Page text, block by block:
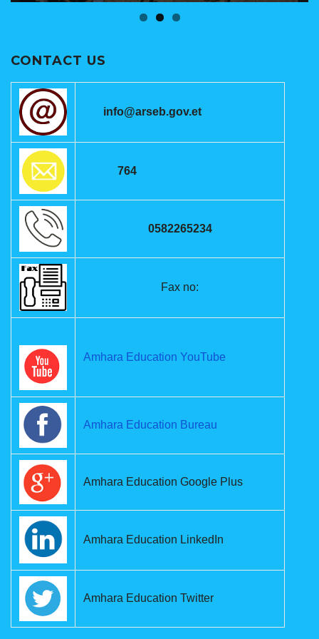
CONTACT US
info@arseb.gov.et
764
0582265234
Fax no:
Amhara Education YouTube
Amhara Education Bureau
Amhara Education Google Plus
Amhara Education LinkedIn
Amhara Education Twitter